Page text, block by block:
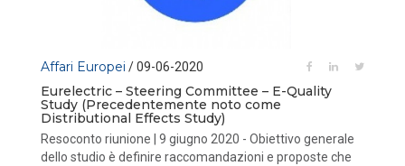
Affari Europei / 09-06-2020
Eurelectric – Steering Committee – E-Quality
Study (Precedentemente noto come
Distributional Effects Study)
Resoconto riunione | 9 giugno 2020 - Obiettivo generale
dello studio è definire raccomandazioni e proposte che